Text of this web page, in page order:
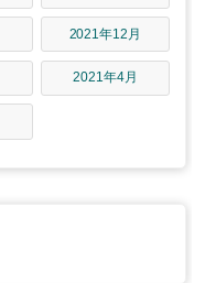
2021年12月
2021年4月